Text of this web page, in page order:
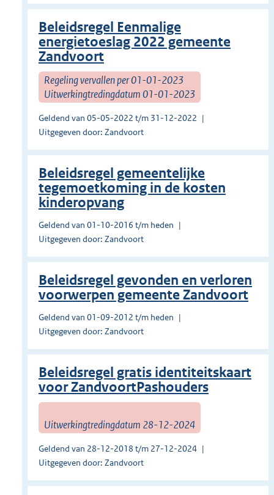
Beleidsregel Eenmalige
energietoeslag 2022 gemeente
Zandvoort
Regeling vervallen per 01-01-2023
Uitwerkingtredingdatum 01-01-2023
Geldend van 05-05-2022 t/m 31-12-2022
Uitgegeven door: Zandvoort
Beleidsregel gemeentelijke
tegemoetkoming in de kosten
kinderopvang
Geldend van 01-10-2016 t/m heden
Uitgegeven door: Zandvoort
Beleidsregel gevonden en verloren
voorwerpen gemeente Zandvoort
Geldend van 01-09-2012 t/m heden
Uitgegeven door: Zandvoort
Beleidsregel gratis identiteitskaart
voor ZandvoortPashouders
Uitwerkingtredingdatum 28-12-2024
Geldend van 28-12-2018 t/m 27-12-2024
Uitgegeven door: Zandvoort